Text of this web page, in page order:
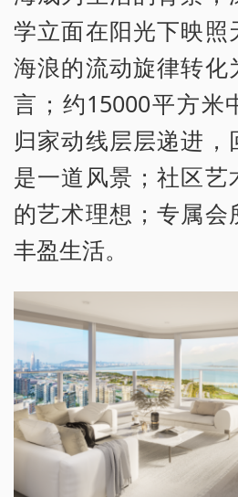
学立面在阳光下映照
海浪的流动旋律转化
言；约15000平方米
归家动线层层递进
是一道风景；社区艺
的艺术理想；专属会
丰盈生活。